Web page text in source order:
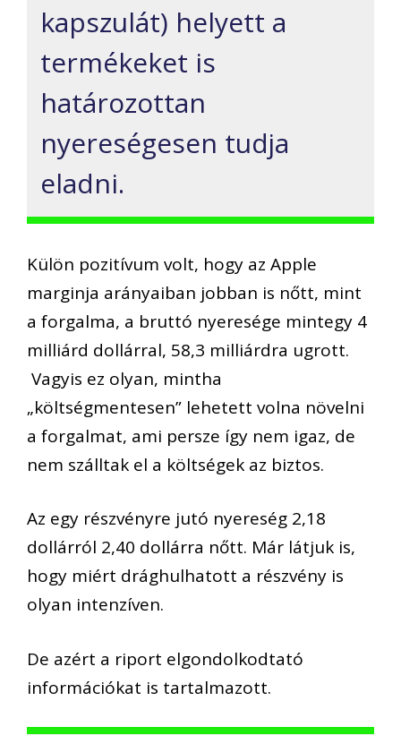
kapszulát) helyett a
termékeket is
határozottan
nyereségesen tudja
eladni.
Külön pozitívum volt, hogy az Apple
marginja arányaiban jobban is nőtt, mint
a forgalma, a bruttó nyeresége mintegy 4
milliárd dollárral, 58,3 milliárdra ugrott.
Vagyis ez olyan, mintha
„költségmentesen” lehetett volna növelni
a forgalmat, ami persze így nem igaz, de
nem szálltak el a költségek az biztos.
Az egy részvényre jutó nyereség 2,18
dollárról 2,40 dollárra nőtt. Már látjuk is,
hogy miért drághulhatott a részvény is
olyan intenzíven.
De azért a riport elgondolkodtató
információkat is tartalmazott.